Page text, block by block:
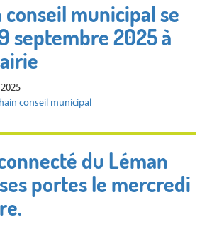
municipal se
septembre 2025 à
conseil municipal
du Léman
portes le mercredi